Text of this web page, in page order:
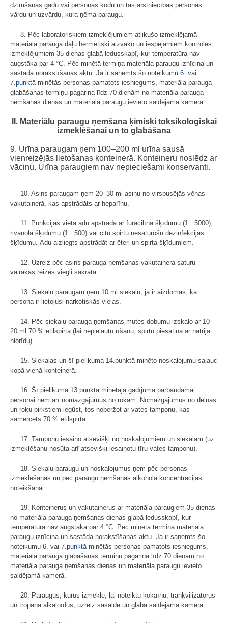
dzimšanas gadu vai personas kodu un tās ārstniecības personas
vārdu un uzvārdu, kura ņēma paraugu.
8. Pēc laboratoriskiem izmeklējumiem atlikušo izmeklējamā
materiāla parauga daļu hermētiski aizvāko un iespējamiem kontroles
izmeklējumiem 35 dienas glabā ledusskapī, kur temperatūra nav
augstāka par 4 °C. Pēc minētā termiņa materiāla paraugu iznīcina un
sastāda norakstīšanas aktu. Ja ir saņemts šo noteikumu 6. vai
7.punktā minētās personas pamatots iesniegums, materiāla parauga
glabāšanas termiņu pagarina līdz 70 dienām no materiāla parauga
ņemšanas dienas un materiāla paraugu ievieto saldējamā kamerā.
II. Materiālu paraugu ņemšana ķīmiski toksikoloģiskai
izmeklēšanai un to glabāšana
9. Urīna paraugam ņem 100–200 ml urīna sausā
vienreizējās lietošanas konteinerā. Konteineru noslēdz ar
vāciņu. Urīna paraugiem nav nepieciešami konservanti.
10. Asins paraugam ņem 20–30 ml asiņu no virspusējās vēnas
vakutai­nerā, kas apstrādāts ar heparīnu.
11. Punkcijas vietā ādu apstrādā ar furacilīna šķīdumu (1 : 5000),
rivanola šķīdumu (1 : 500) vai citu spirtu nesaturošu dezinfekcijas
šķīdumu. Ādu aizliegts apstrādāt ar ēteri un spirta šķīdumiem.
12. Uzreiz pēc asins parauga ņemšanas vakutainera saturu
vairākas reizes viegli sakrata.
13. Siekalu paraugam ņem 10 ml siekalu, ja ir aizdomas, ka
persona ir lietojusi narkotiskās vielas.
14. Pēc siekalu parauga ņemšanas mutes dobumu izskalo ar 10–
20 ml 70 % etilspirta (lai nepieļautu rīšanu, spirtu piesātina ar nātrija
hlorīdu).
15. Siekalas un šī pielikuma 14.punktā minēto noskalojumu sajauc
kopā vienā konteinerā.
16. Šī pielikuma 13.punktā minētajā gadījumā pārbaudāmai
personai ņem arī nomazgājumus no rokām. Nomazgājumus no delnas
un roku pirkstiem iegūst, tos noberžot ar vates tamponu, kas
samērcēts 70 % etilspirtā.
17. Tamponu iesaiņo atsevišķi no noskalojumiem un siekalām (uz
izmek­lēšanu nosūta arī atsevišķi iesaiņotu tīru vates tamponu).
18. Siekalu paraugu un noskalojumus ņem pēc personas
izmeklēšanas un pēc paraugu ņemšanas alkohola koncentrācijas
noteikšanai.
19. Konteinerus un vakutainerus ar materiāla paraugiem 35 dienas
no materiāla parauga ņemšanas dienas glabā ledusskapī, kur
temperatūra nav augstāka par 4 °C. Pēc minētā termiņa materiāla
paraugu iznīcina un sastāda norakstīšanas aktu. Ja ir saņemts šo
noteikumu 6. vai 7.punktā minētās personas pamatots iesniegums,
materiāla parauga glabāšanas termiņu pagarina līdz 70 dienām no
materiāla parauga ņemšanas dienas un materiāla paraugu ievieto
saldējamā kamerā.
20. Paraugus, kurus izmeklē, lai noteiktu kokaīnu, trankvilizatorus
un tropāna alkaloīdus, uzreiz sasaldē un glabā saldējamā kamerā.